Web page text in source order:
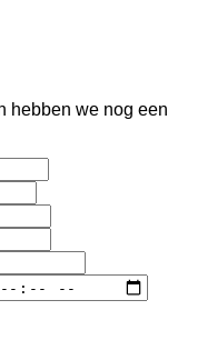
hebben we nog een